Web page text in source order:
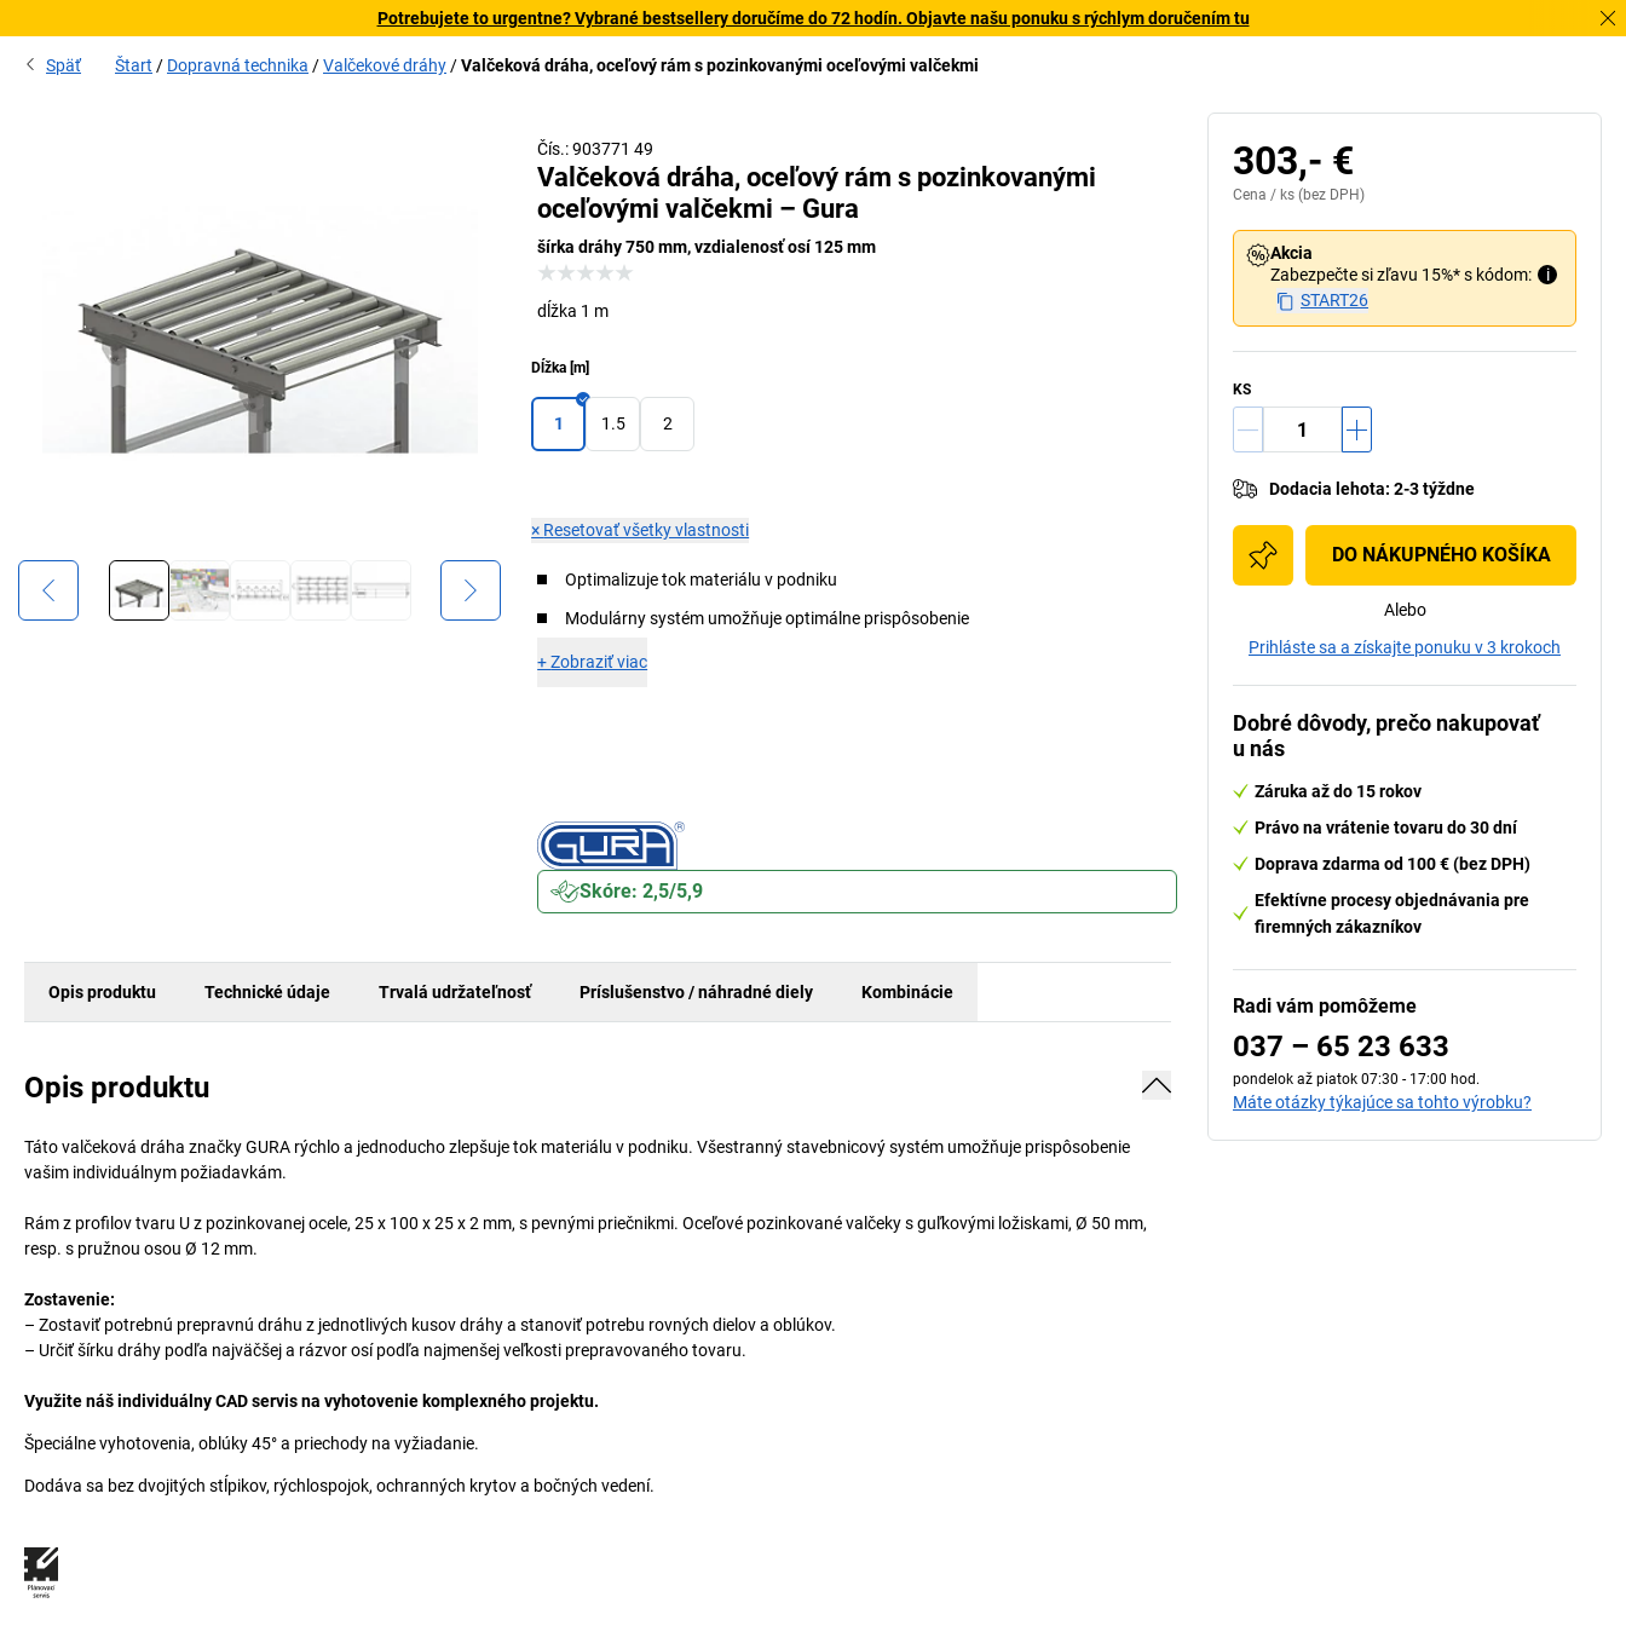
Potrebujete to urgentne? Vybrané bestsellery doručíme do 72 hodín. Objavte našu ponuku s rýchlym doručením tu
Späť Štart Dopravná technika Valčekové dráhy Valčeková dráha, oceľový rám s pozinkovanými oceľovými valčekmi
Čís.: 903771 49
Valčeková dráha, oceľový rám s pozinkovanými
oceľovými valčekmi – Gura
šírka dráhy 750 mm, vzdialenosť osí 125 mm
dĺžka 1 m
Dĺžka [m]
1 1.5 2
× Resetovať všetky vlastnosti
Optimalizuje tok materiálu v podniku
Modulárny systém umožňuje optimálne prispôsobenie
+Zobraziť viac
Skóre: 2,5/5,9
Opis produktu Technické údaje Trvalá udržateľnosť Príslušenstvo / náhradné diely Kombinácie
Opis produktu
Táto valčeková dráha značky GURA rýchlo a jednoducho zlepšuje tok materiálu v podniku. Všestranný stavebnicový systém umožňuje prispôsobenie
vašim individuálnym požiadavkám.
Rám z profilov tvaru U z pozinkovanej ocele, 25 x 100 x 25 x 2 mm, s pevnými priečnikmi. Oceľové pozinkované valčeky s guľkovými ložiskami, Ø 50 mm,
resp. s pružnou osou Ø 12 mm.
Zostavenie:
– Zostaviť potrebnú prepravnú dráhu z jednotlivých kusov dráhy a stanoviť potrebu rovných dielov a oblúkov.
– Určiť šírku dráhy podľa najväčšej a rázvor osí podľa najmenšej veľkosti prepravovaného tovaru.
Využite náš individuálny CAD servis na vyhotovenie komplexného projektu.
Špeciálne vyhotovenia, oblúky 45° a priechody na vyžiadanie.
Dodáva sa bez dvojitých stĺpikov, rýchlospojok, ochranných krytov a bočných vedení.
303,- €
Cena / ks (bez DPH)
Akcia
Zabezpečte si zľavu 15%* s kódom:
i
START26
KS
Dodacia lehota: 2-3 týždne
DO NÁKUPNÉHO KOŠÍKA
Alebo
Prihláste sa a získajte ponuku v 3 krokoch
Dobré dôvody, prečo nakupovať
u nás
Záruka až do 15 rokov
Právo na vrátenie tovaru do 30 dní
Doprava zdarma od 100 € (bez DPH)
Efektívne procesy objednávania pre
firemných zákazníkov
Radi vám pomôžeme
037 – 65 23 633
pondelok až piatok 07:30 - 17:00 hod.
Máte otázky týkajúce sa tohto výrobku?